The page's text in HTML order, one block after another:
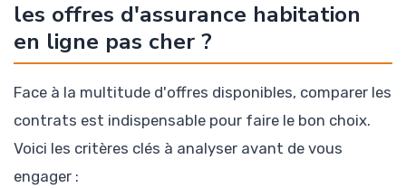
les offres d'assurance habitation
en ligne pas cher ?
Face à la multitude d'offres disponibles, comparer les
contrats est indispensable pour faire le bon choix.
Voici les critères clés à analyser avant de vous
engager :